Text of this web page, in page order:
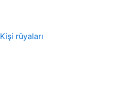
Kişi rüyaları